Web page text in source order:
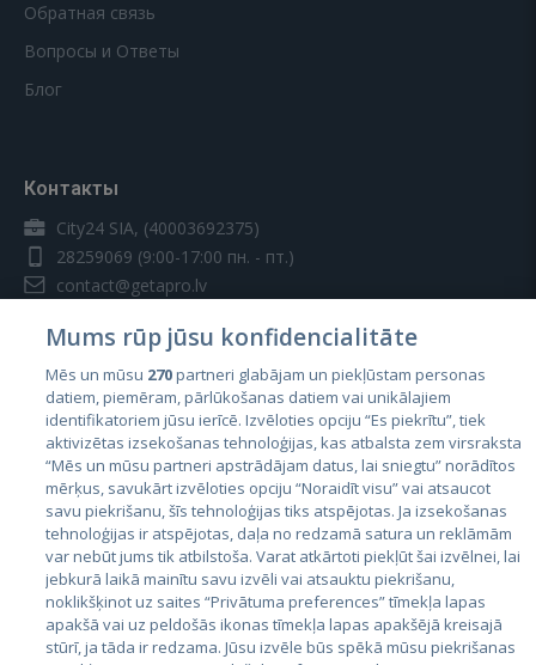
Обратная связь
Вопросы и Ответы
Блог
Контакты
City24 SIA, (40003692375)
28259069 (9:00-17:00 пн. - пт.)
contact@getapro.lv
Страны
Эстония
Латвия
Литва
Mums rūp jūsu konfidencialitāte
Mēs un mūsu 270partneri glabājam un piekļūstam personas
datiem, piemēram, pārlūkošanas datiem vai unikālajiem
identifikatoriem jūsu ierīcē. Izvēloties opciju “Es piekrītu”, tiek
aktivizētas izsekošanas tehnoloģijas, kas atbalsta zem virsraksta
“Mēs un mūsu partneri apstrādājam datus, lai sniegtu” norādītos
mērķus, savukārt izvēloties opciju “Noraidīt visu” vai atsaucot
savu piekrišanu, šīs tehnoloģijas tiks atspējotas. Ja izsekošanas
tehnoloģijas ir atspējotas, daļa no redzamā satura un reklāmām
var nebūt jums tik atbilstoša. Varat atkārtoti piekļūt šai izvēlnei, lai
jebkurā laikā mainītu savu izvēli vai atsauktu piekrišanu,
noklikšķinot uz saites “Privātuma preferences” tīmekļa lapas
apakšā vai uz peldošās ikonas tīmekļa lapas apakšējā kreisajā
stūrī, ja tāda ir redzama. Jūsu izvēle būs spēkā mūsu piekrišanas